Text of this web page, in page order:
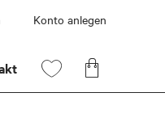
Konto anlegen
Mein